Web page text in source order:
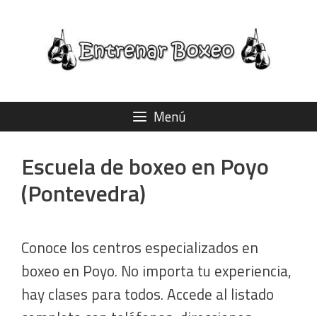
contenido
Menú
Escuela de boxeo en Poyo
(Pontevedra)
Conoce los centros especializados en
boxeo en Poyo. No importa tu experiencia,
hay clases para todos. Accede al listado